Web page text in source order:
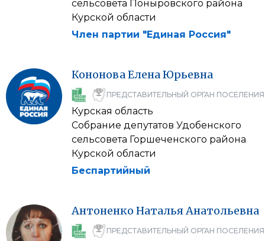
сельсовета Поныровского района
Курской области
Член партии "Единая Россия"
КононоваЕленаЮрьевна
ПРЕДСТАВИТЕЛЬНЫЙ ОРГАН ПОСЕЛЕНИЯ
Курская область
Собрание депутатов Удобенского
сельсовета Горшеченского района
Курской области
Беспартийный
Антоненко НатальяАнатольевна
ПРЕДСТАВИТЕЛЬНЫЙ ОРГАН ПОСЕЛЕНИЯ